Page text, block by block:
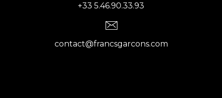
+33 5.46.90.33.93
contact@francsgarcons.com